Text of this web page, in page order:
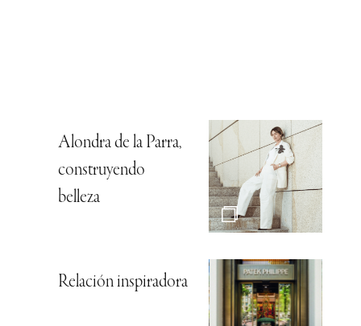
Alondra de la Parra,
construyendo
belleza
Relación inspiradora